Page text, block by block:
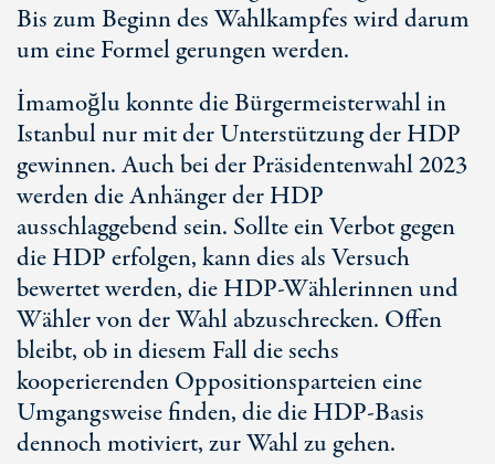
Bis zum Beginn des Wahlkampfes wird darum
um eine Formel gerungen werden.
İmamoğlu konnte die Bürgermeisterwahl in
Istanbul nur mit der Unterstützung der HDP
gewinnen. Auch bei der Präsidentenwahl 2023
werden die Anhänger der HDP
ausschlaggebend sein. Sollte ein Verbot gegen
die HDP erfolgen, kann dies als Versuch
bewertet werden, die HDP-Wählerinnen und
Wähler von der Wahl abzuschrecken. Offen
bleibt, ob in diesem Fall die sechs
kooperierenden Oppositionsparteien eine
Umgangsweise finden, die die HDP-Basis
dennoch motiviert, zur Wahl zu gehen.